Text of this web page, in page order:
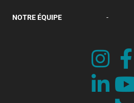
NOTRE ÉQUIPE -